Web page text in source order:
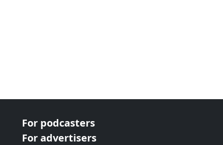
For podcasters
For advertisers